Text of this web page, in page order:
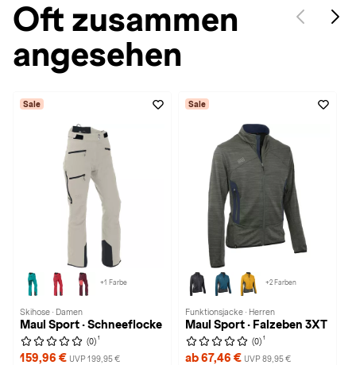
Oft zusammen
angesehen
Sale
+1 Farbe
Skihose · Damen
Maul Sport · Schneeflocke
(0) 1
159,96 € UVP 199,95 €
Sale
+2 Farben
Funktionsjacke · Herren
Maul Sport · Falzeben 3XT
(0) 1
ab 67,46 € UVP 89,95 €